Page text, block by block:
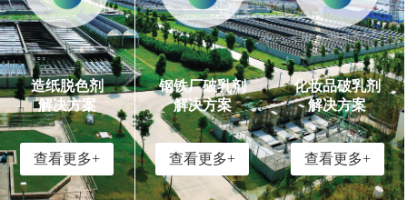
造纸脱色剂
解决方案
查看更多+
钢铁厂破乳剂
解决方案
查看更多+
化妆品破乳剂
解决方案
查看更多+